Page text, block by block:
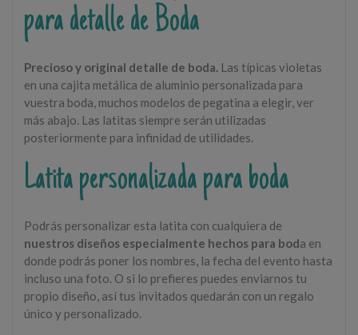
para detalle de Boda
Precioso y original detalle de boda. Las típicas violetas
en una cajita metálica de aluminio personalizada para
vuestra boda, muchos modelos de pegatina a elegir, ver
más abajo. Las latitas siempre serán utilizadas
posteriormente para infinidad de utilidades.
Latita personalizada para boda
Podrás personalizar esta latita con cualquiera de
nuestros diseños especialmente hechos para boda en
donde podrás poner los nombres, la fecha del evento hasta
incluso una foto. O si lo prefieres puedes enviarnos tu
propio diseño, así tus invitados quedarán con un regalo
único y personalizado.